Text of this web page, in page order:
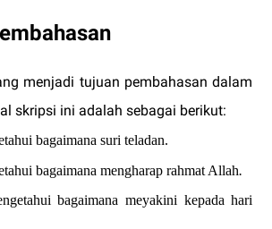
menjadi tujuan pembahasan dalam
skripsi ini adalah sebagai berikut:
bagaimana suri teladan.
bagaimana mengharap rahmat Allah.
bagaimana meyakini kepada hari